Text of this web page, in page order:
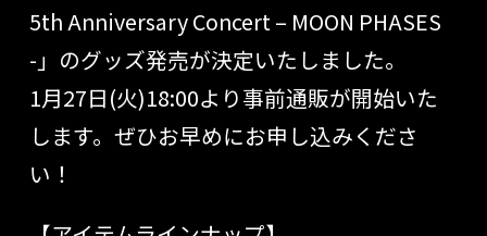
5th Anniversary Concert – MOON PHASES
-」のグッズ発売が決定いたしました。
1月27日(火)18:00より事前通販が開始いた
します。ぜひお早めにお申し込みくださ
い！